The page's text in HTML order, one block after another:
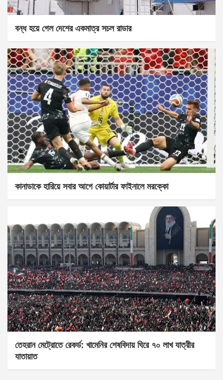
বন্ধ হয়ে গেল দেশের একমাত্র সচল রাডার
কানাডাকে হারিয়ে সবার আগে কোয়ার্টার ফাইনালে মরক্কো
তেহরান মেট্রোতে রেকর্ড: খামেনির শেষবিদায় ঘিরে ৭০ লাখ যাত্রীর
যাতায়াত